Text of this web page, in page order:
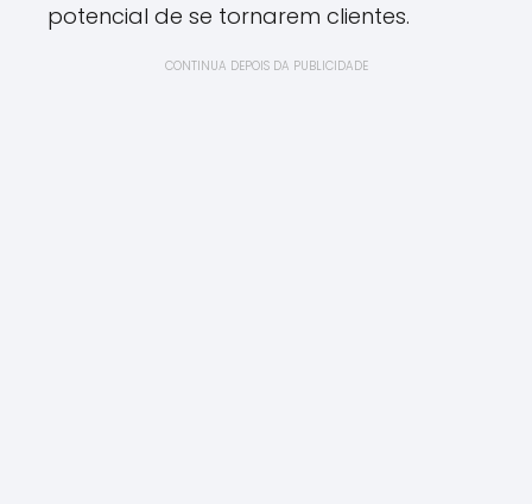
potencial de se tornarem clientes.
CONTINUA DEPOIS DA PUBLICIDADE